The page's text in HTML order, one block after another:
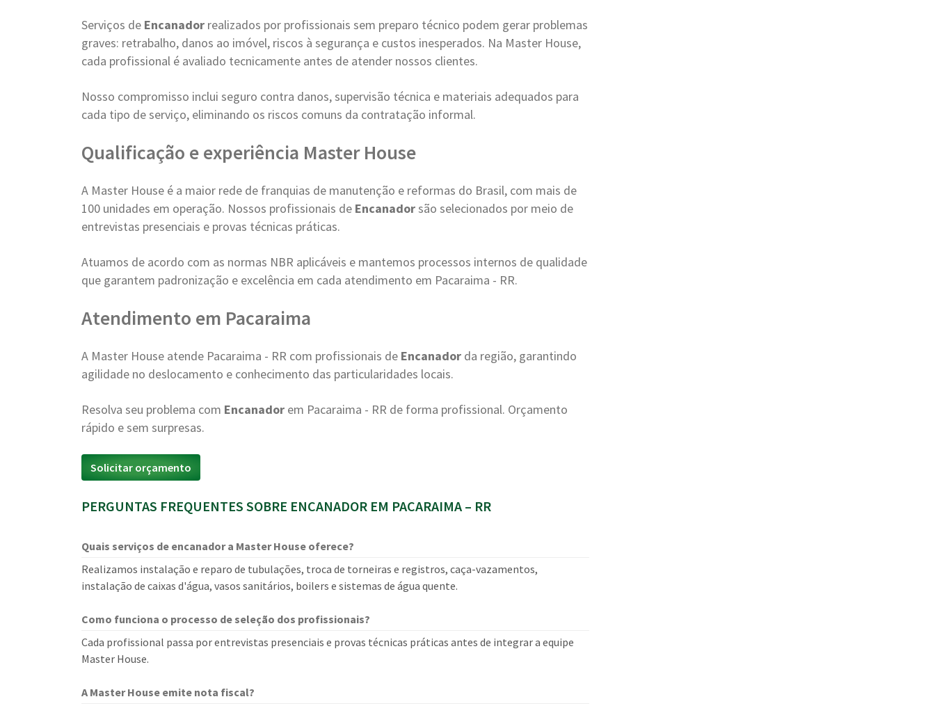
Serviços de Encanador realizados por profissionais sem preparo técnico podem gerar problemas
graves: retrabalho, danos ao imóvel, riscos à segurança e custos inesperados. Na Master House,
cada profissional é avaliado tecnicamente antes de atender nossos clientes.
Nosso compromisso inclui seguro contra danos, supervisão técnica e materiais adequados para
cada tipo de serviço, eliminando os riscos comuns da contratação informal.
Qualificação e experiência Master House
A Master House é a maior rede de franquias de manutenção e reformas do Brasil, com mais de
100 unidades em operação. Nossos profissionais de Encanadorsão selecionados por meio de
entrevistas presenciais e provas técnicas práticas.
Atuamos de acordo com as normas NBR aplicáveis e mantemos processos internos de qualidade
que garantem padronização e excelência em cada atendimento em Pacaraima - RR.
Atendimento em Pacaraima
A Master House atende Pacaraima - RR com profissionais de Encanador da região, garantindo
agilidade no deslocamento e conhecimento das particularidades locais.
Resolva seu problema com Encanador em Pacaraima - RR de forma profissional. Orçamento
rápido e sem surpresas.
Solicitar orçamento
PERGUNTAS FREQUENTES SOBRE ENCANADOR EM PACARAIMA – RR
Quais serviços de encanador a Master House oferece?
Realizamos instalação e reparo de tubulações, troca de torneiras e registros, caça-vazamentos,
instalação de caixas d'água, vasos sanitários, boilers e sistemas de água quente.
Como funciona o processo de seleção dos profissionais?
Cada profissional passa por entrevistas presenciais e provas técnicas práticas antes de integrar a equipe
Master House.
A Master House emite nota fiscal?